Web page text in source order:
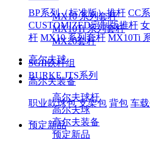
BP系列（标准版）推杆 CC
CUSTOMIZED定制版推杆
杆 MX10 系列套杆 MX10Ti
高尔夫球
高尔夫装备
职业款球包 支架包 背包 车
预定新品
MX10 系列套杆
MX10Ti 系列套杆
MX20套杆
SGII铁杆组
BURKE JTS系列
高尔夫球杆
高尔夫球
高尔夫装备
预定新品